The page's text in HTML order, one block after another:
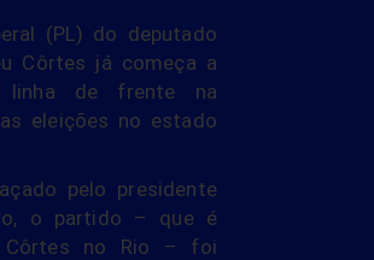
(PL) do deputado
Côrtes já começa a
linha de frente na
eleições no estado
pelo presidente
o partido – que é
Côrtes no Rio – foi